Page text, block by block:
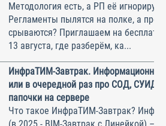
Методология есть, а РП её
Регламенты пылятся на полке, а
срываются? Приглашаем на
13 августа, где разберём, ка...
ИнфраТИМ-Завтрак.
или в очередной раз про СОД, СУИД и
папочки на сервере
Что такое ИнфраТИМ-Завтрак?